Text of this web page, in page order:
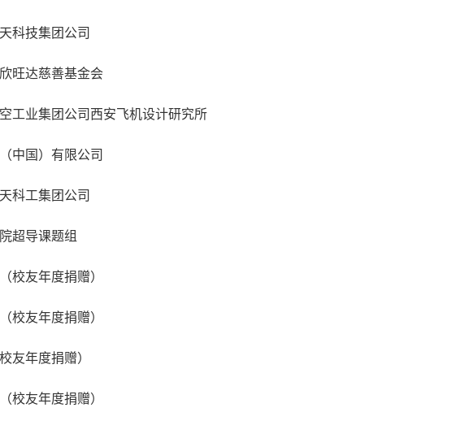
科技集团公司
旺达慈善基金会
工业集团公司西安飞机设计研究所
中国）有限公司
科工集团公司
超导课题组
校友年度捐赠）
校友年度捐赠）
友年度捐赠）
校友年度捐赠）